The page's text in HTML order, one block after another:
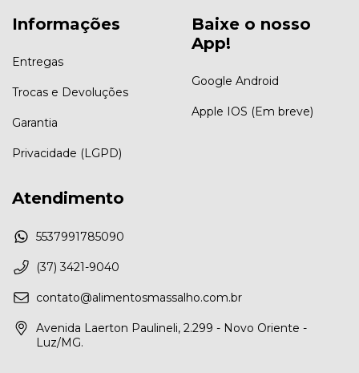
Informações
Entregas
Trocas e Devoluções
Garantia
Privacidade (LGPD)
Baixe o nosso
App!
Google Android
Apple IOS (Em breve)
Atendimento
5537991785090
(37) 3421-9040
contato@alimentosmassalho.com.br
Avenida Laerton Paulineli, 2.299 - Novo Oriente -
Luz/MG.